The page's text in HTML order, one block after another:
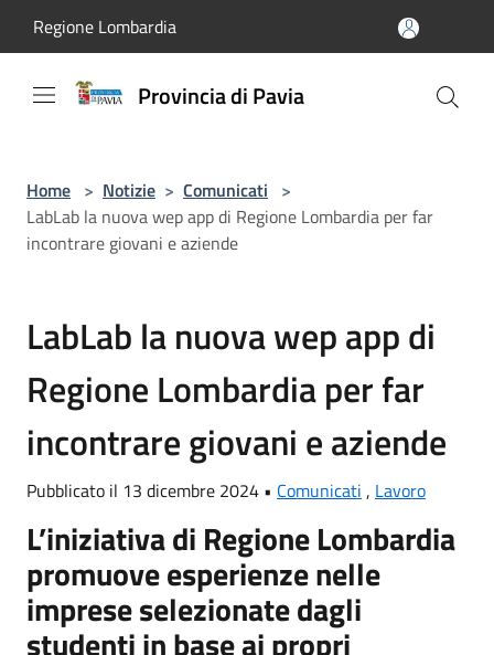
Regione Lombardia
Provincia di Pavia
Home > Notizie > Comunicati >
LabLab la nuova wep app di Regione Lombardia per far
incontrare giovani e aziende
LabLab la nuova wep app di
Regione Lombardia per far
incontrare giovani e aziende
Pubblicato il 13 dicembre 2024 • Comunicati , Lavoro
L’iniziativa di Regione Lombardia
promuove esperienze nelle
imprese selezionate dagli
studenti in base ai propri